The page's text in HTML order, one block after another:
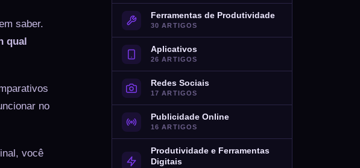
saber.
qual
no
você
Ferramentas de Produtividade
30 ARTIGOS
Aplicativos
26 ARTIGOS
Redes Sociais
17 ARTIGOS
Publicidade Online
16 ARTIGOS
Produtividade e Ferramentas
Digitais